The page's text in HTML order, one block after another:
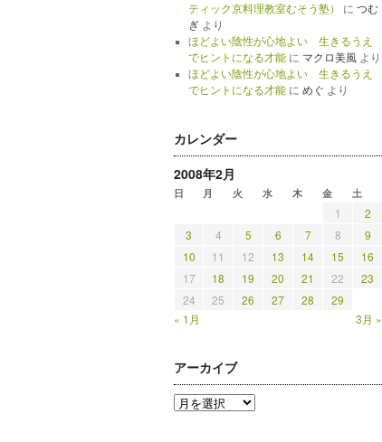
ティック京料理教室むそう塾）
に つむ
ぎより
ほどよい陰性が心地よい 生きるうえ
でヒントになる才能に マクロ美風より
ほどよい陰性が心地よい 生きるうえ
でヒントになる才能に めぐ より
カレンダー
2008年2月
日 月 火 水 木 金 土
1
2
3
4 5 6 7 8
9
10
11 12 13 14 15
16
17
18 19 20 21 22
23
24
25 26 27 28
29
« 1月
3月 »
アーカイブ
ア